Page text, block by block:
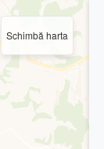
Schimbă harta